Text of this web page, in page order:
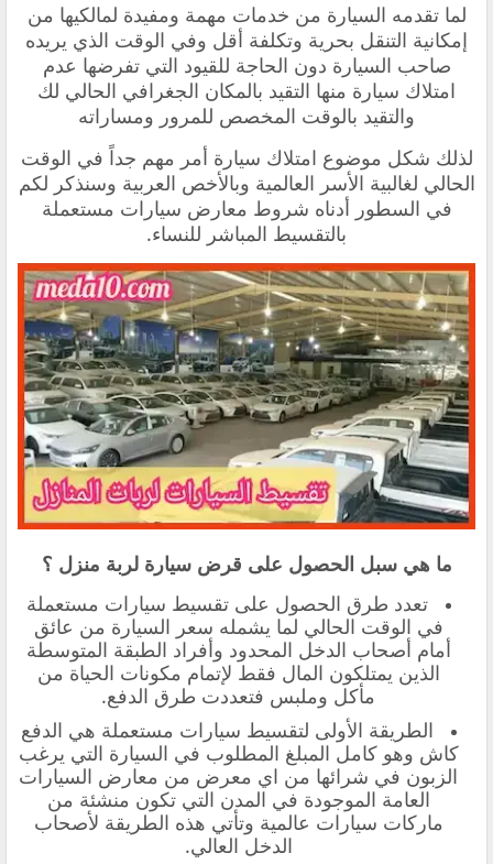
لما تقدمه السيارة من خدمات مهمة ومفيدة لمالكيها من
إمكانية التنقل بحرية وتكلفة أقل وفي الوقت الذي يريده
صاحب السيارة دون الحاجة للقيود التي تفرضها عدم
امتلاك سيارة منها التقيد بالمكان الجغرافي الحالي لك
والتقيد بالوقت المخصص للمرور ومساراته
لذلك شكل موضوع امتلاك سيارة أمر مهم جداً في الوقت
الحالي لغالبية الأسر العالمية وبالأخص العربية وسنذكر لكم
في السطور أدناه شروط معارض سيارات مستعملة
بالتقسيط المباشر للنساء.
ما هي سبل الحصول على قرض سيارة لربة منزل ؟
تعدد طرق الحصول على تقسيط سيارات مستعملة
في الوقت الحالي لما يشمله سعر السيارة من عائق
أمام أصحاب الدخل المحدود وأفراد الطبقة المتوسطة
الذين يمتلكون المال فقط لإتمام مكونات الحياة من
مأكل وملبس فتعددت طرق الدفع.
الطريقة الأولى لتقسيط سيارات مستعملة هي الدفع
كاش وهو كامل المبلغ المطلوب في السيارة التي يرغب
الزبون في شرائها من اي معرض من معارض السيارات
العامة الموجودة في المدن التي تكون منشئة من
ماركات سيارات عالمية وتأتي هذه الطريقة لأصحاب
الدخل العالي.